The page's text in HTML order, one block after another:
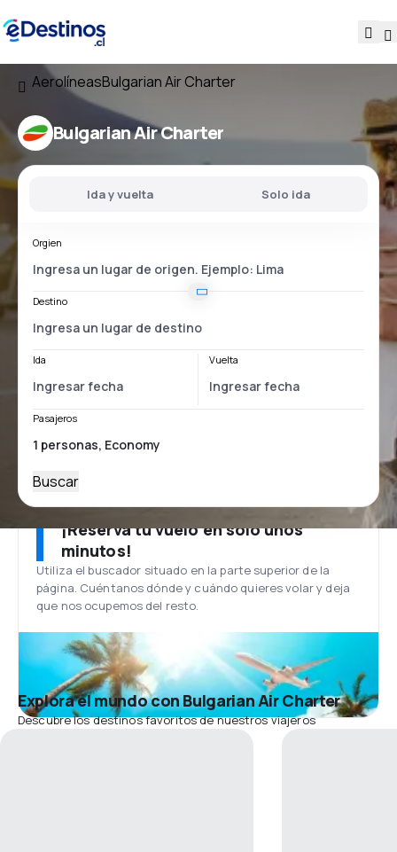
AerolíneasBulgarian Air Charter
Bulgarian Air Charter
Ida y vuelta Solo ida
Orgien
Destino
Ida Vuelta
Pasajeros
Buscar
¡Reserva tu vuelo en solo unos
minutos!
Utiliza el buscador situado en la parte superior de la
página. Cuéntanos dónde y cuándo quieres volar y deja
que nos ocupemos del resto.
Explora el mundo con Bulgarian Air Charter
Descubre los destinos favoritos de nuestros viajeros